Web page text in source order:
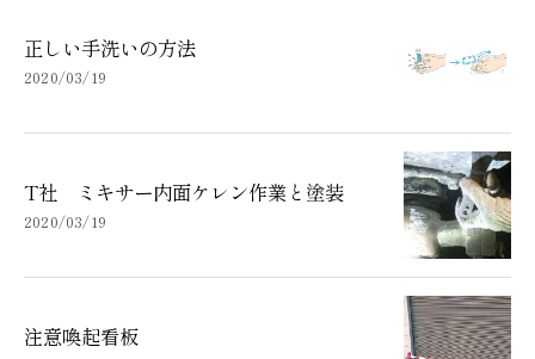
正しい手洗いの方法
2020/03/19
T社 ミキサー内面ケレン作業と塗装
2020/03/19
注意喚起看板